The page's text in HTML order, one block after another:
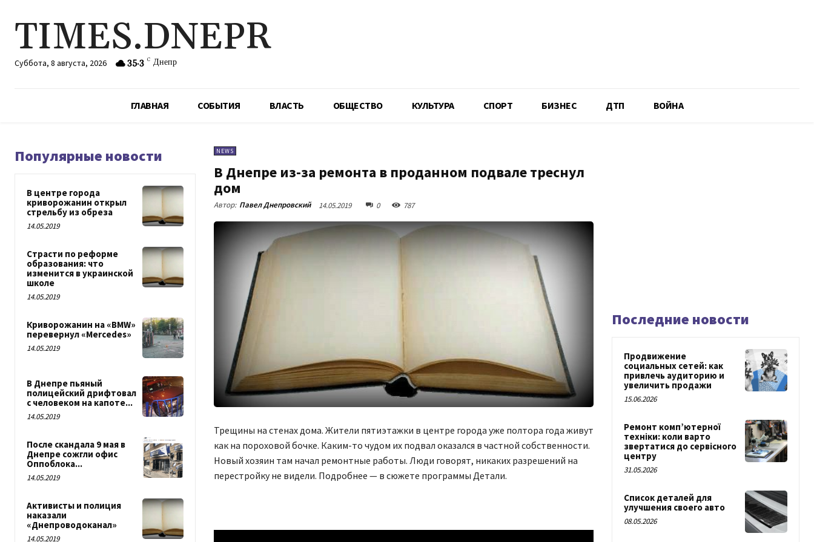
TIMES.DNEPR
Суббота, 8 августа, 2026 35.3 C Днепр
ГЛАВНАЯ СОБЫТИЯ ВЛАСТЬ ОБЩЕСТВО КУЛЬТУРА СПОРТ БИЗНЕС ДТП ВОЙНА
Популярные новости
В центре города
криворожанин открыл
стрельбу из обреза
14.05.2019
Cтрасти по реформе
образования: что
изменится в украинской
школе
14.05.2019
Криворожанин на «BMW»
перевернул «Mercedes»
14.05.2019
В Днепре пьяный
полицейский дрифтовал
с человеком на капоте...
14.05.2019
После скандала 9 мая в
Днепре сожгли офис
Оппоблока...
14.05.2019
Активисты и полиция
наказали
«Днепроводоканал»
14.05.2019
NEWS
В Днепре из-за ремонта в проданном подвале треснул
дом
Автор: Павел Днепровский 14.05.2019 0 787
Трещины на стенах дома. Жители пятиэтажки в центре города уже полтора года живут
как на пороховой бочке. Каким-то чудом их подвал оказался в частной собственности.
Новый хозяин там начал ремонтные работы. Люди говорят, никаких разрешений на
перестройку не видели. Подробнее — в сюжете программы Детали.
Последние новости
Продвижение
социальных сетей: как
привлечь аудиторию и
увеличить продажи
15.06.2026
Ремонт комп’ютерної
техніки: коли варто
звертатися до сервісного
центру
31.05.2026
Список деталей для
улучшения своего авто
08.05.2026